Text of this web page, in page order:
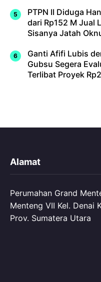
PTPN II Diduga
dari Rp152 M Jual
Sisanya Jatah
Ganti Afifi Lubis
Gubsu Segera
Terlibat Proyek
Alamat
Perumahan Grand
Menteng VII Kel. Denai
Prov. Sumatera Utara